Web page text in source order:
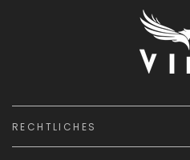
RECHTLICHES